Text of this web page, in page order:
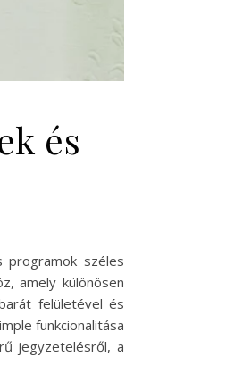
és
programok széles
amely különösen
felületével és
funkcionalitása
jegyzetelésről, a